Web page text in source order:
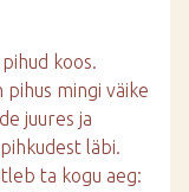
koos.
pihus mingi väike
juures ja
läbi.
ta kogu aeg: